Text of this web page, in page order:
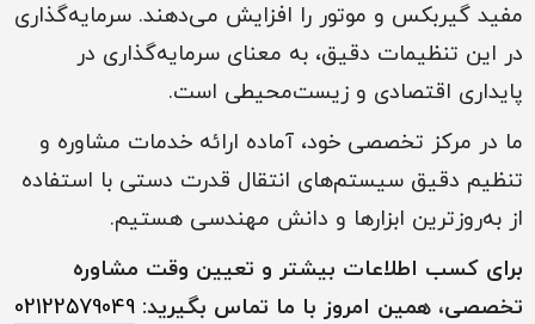
مفید گیربکس و موتور را افزایش می‌دهند. سرمایه‌گذاری
در این تنظیمات دقیق، به معنای سرمایه‌گذاری در
پایداری اقتصادی و زیست‌محیطی است.
ما در مرکز تخصصی خود، آماده ارائه خدمات مشاوره و
تنظیم دقیق سیستم‌های انتقال قدرت دستی با استفاده
از به‌روزترین ابزارها و دانش مهندسی هستیم.
برای کسب اطلاعات بیشتر و تعیین وقت مشاوره
تخصصی، همین امروز با ما تماس بگیرید: 02122579049